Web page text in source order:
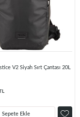
V2 Siyah Sırt Çantası 20L
Sepete Ekle